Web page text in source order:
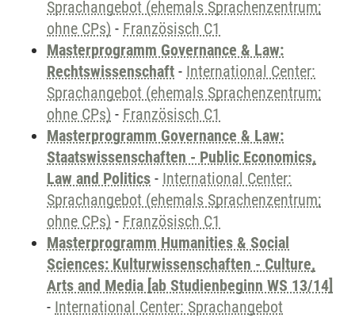
Sprachangebot (ehemals Sprachenzentrum;
ohne CPs) - Französisch C1
Masterprogramm Governance & Law:
Rechtswissenschaft - International Center:
Sprachangebot (ehemals Sprachenzentrum;
ohne CPs) - Französisch C1
Masterprogramm Governance & Law:
Staatswissenschaften - Public Economics,
Law and Politics - International Center:
Sprachangebot (ehemals Sprachenzentrum;
ohne CPs) - Französisch C1
Masterprogramm Humanities & Social
Sciences: Kulturwissenschaften - Culture,
Arts and Media [ab Studienbeginn WS 13/14]
- International Center: Sprachangebot